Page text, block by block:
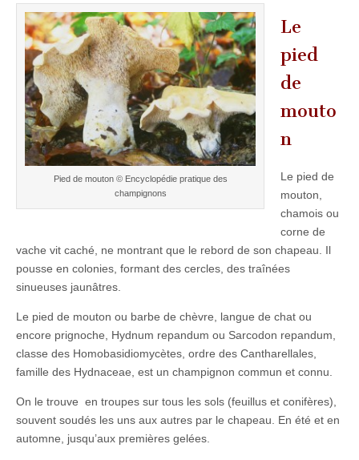
Pied de mouton © Encyclopédie pratique des
champignons
Le
pied
de
mouto
n
Le pied de
mouton,
chamois ou
corne de
vache vit caché, ne montrant que le rebord de son chapeau. Il
pousse en colonies, formant des cercles, des traînées
sinueuses jaunâtres.
Le pied de mouton ou barbe de chèvre, langue de chat ou
encore prignoche, Hydnum repandum ou Sarcodon repandum,
classe des Homobasidiomycètes, ordre des Cantharellales,
famille des Hydnaceae, est un champignon commun et connu.
On le trouve en troupes sur tous les sols (feuillus et conifères),
souvent soudés les uns aux autres par le chapeau. En été et en
automne, jusqu’aux premières gelées.